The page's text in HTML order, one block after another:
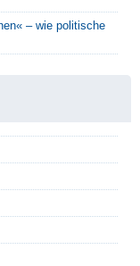
– wie politische